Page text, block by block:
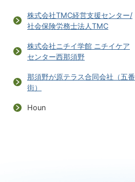
株式会社TMC経営支援センター/
社会保険労務士法人TMC
株式会社ニチイ学館 ニチイケア
センター西那須野
那須野が原テラス合同会社（五番
街）
Houn